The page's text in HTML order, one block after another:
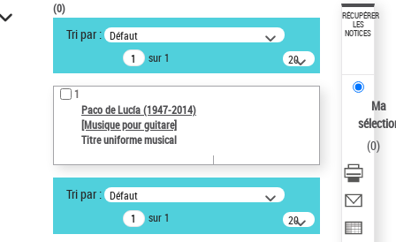
VOTRE RECHERCHE
Recherche avancée dans les
notices d’autorité
Œuvres liées à l'auteur :
Paco de Lucía (1947-2014)
Statut de la notice d’autorité
(0)
Tri par : Défaut
sur 1
20
résultats/page
1
Paco de Lucía (1947-2014)
[Musique pour guitare]
Titre uniforme musical
Tri par : Défaut
sur 1
20
résultats/page
RÉCUPÉRER
LES
NOTICES
Ma
(0)